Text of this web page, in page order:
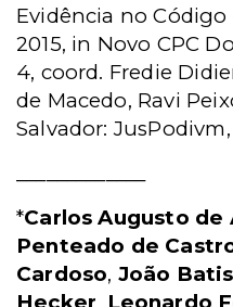
Evidência no Código
2015, in Novo CPC
4, coord. Fredie
de Macedo, Ravi
Salvador: JusPodivm,
*Carlos Augusto de
Penteado de
Cardoso, João
Hecker Leonardo